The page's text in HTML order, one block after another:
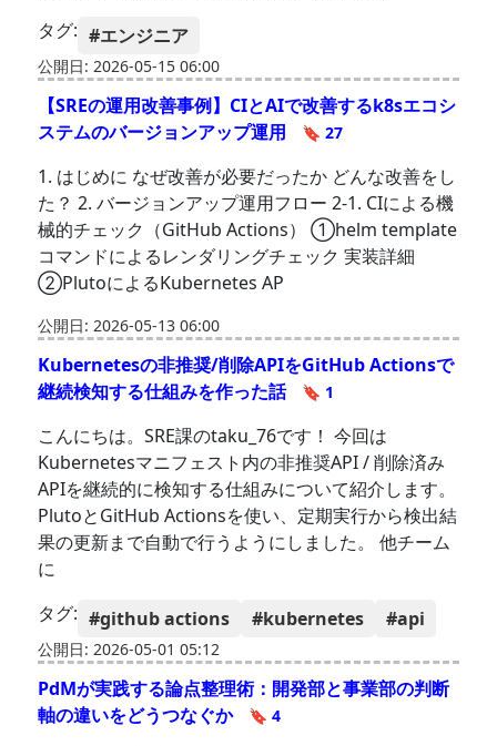
タグ: #エンジニア
公開日: 2026-05-15 06:00
【SREの運用改善事例】CIとAIで改善するk8sエコシ
ステムのバージョンアップ運用
🔖 27
1. はじめに なぜ改善が必要だったか どんな改善をし
た？ 2. バージョンアップ運用フロー 2-1. CIによる機
械的チェック（GitHub Actions） ①helm template
コマンドによるレンダリングチェック 実装詳細
②PlutoによるKubernetes AP
公開日: 2026-05-13 06:00
Kubernetesの非推奨/削除APIをGitHub Actionsで
継続検知する仕組みを作った話
🔖 1
こんにちは。SRE課のtaku_76です！ 今回は
Kubernetesマニフェスト内の非推奨API / 削除済み
APIを継続的に検知する仕組みについて紹介します。
PlutoとGitHub Actionsを使い、定期実行から検出結
果の更新まで自動で行うようにしました。 他チーム
に
タグ: #github actions #kubernetes #api
公開日: 2026-05-01 05:12
PdMが実践する論点整理術：開発部と事業部の判断
軸の違いをどうつなぐか
🔖 4